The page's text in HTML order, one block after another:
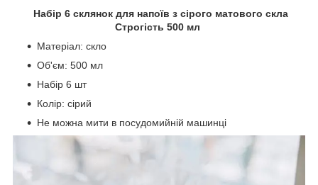
Набір 6 склянок для напоїв з сірого матового скла
Строгість 500 мл
Матеріал: скло
Об'єм: 500 мл
Набір 6 шт
Колір: сірий
Не можна мити в посудомийній машинці